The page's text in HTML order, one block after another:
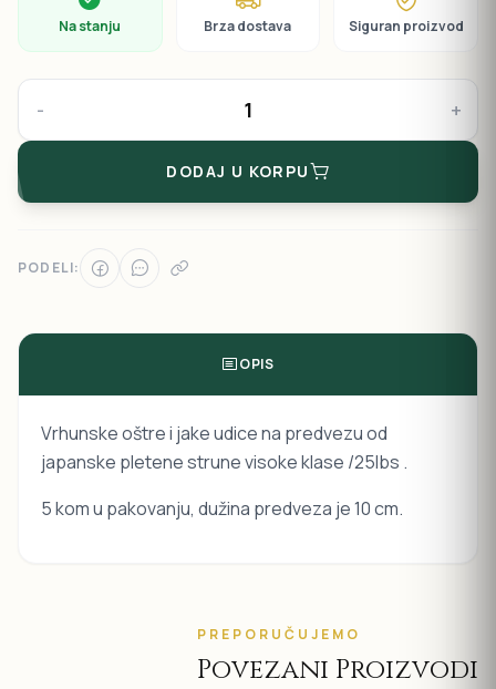
Na stanju Brza dostava Siguran proizvod
- +
DODAJ U KORPU
PODELI:
OPIS
Vrhunske oštre i jake udice na predvezu od
japanske pletene strune visoke klase /25lbs .
5 kom u pakovanju, dužina predveza je 10 cm.
PREPORUČUJEMO
Povezani Proizvodi